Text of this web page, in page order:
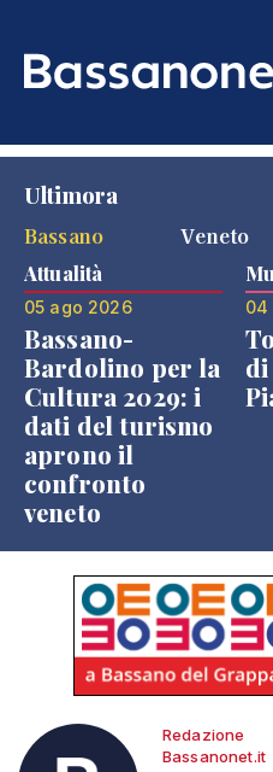
Ultimora
Bassano
Veneto
Attualità
05 ago 2026
Bassano-
Bardolino per la
Cultura 2029: i
dati del turismo
aprono il
confronto
veneto
04
Redazione
Bassanonet.it